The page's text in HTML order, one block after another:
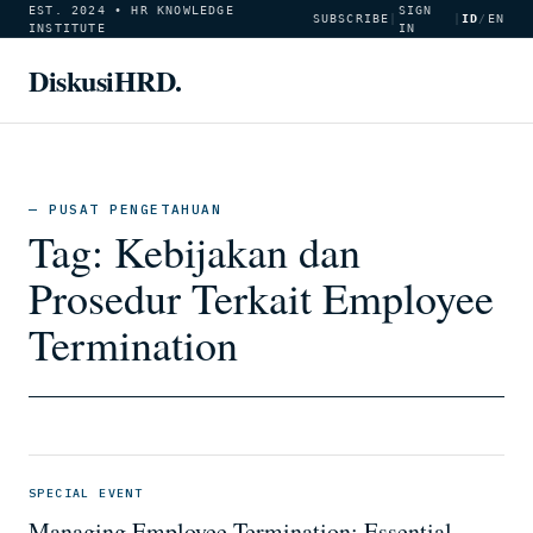
EST. 2024 • HR KNOWLEDGE
INSTITUTE
SUBSCRIBE
SIGN
IN
ID/ EN
DiskusiHRD.
— PUSAT PENGETAHUAN
Tag: Kebijakan dan
Prosedur Terkait Employee
Termination
SPECIAL EVENT